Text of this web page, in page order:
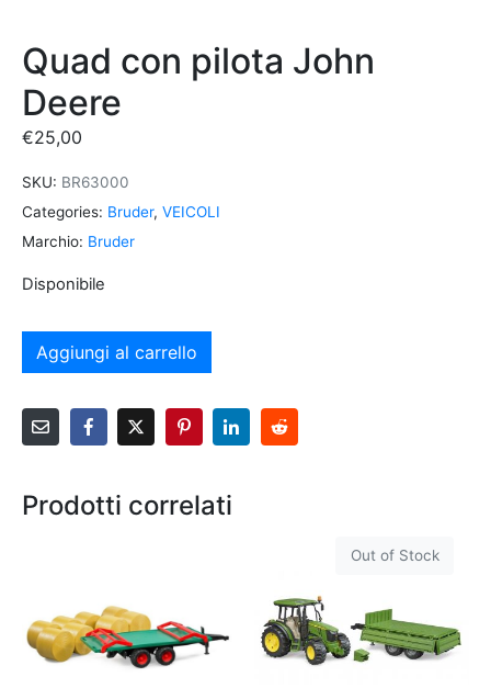
Quad con pilota John
Deere
€25,00
SKU: BR63000
Categories: Bruder, VEICOLI
Marchio: Bruder
Disponibile
Aggiungi al carrello
Prodotti correlati
Out of Stock